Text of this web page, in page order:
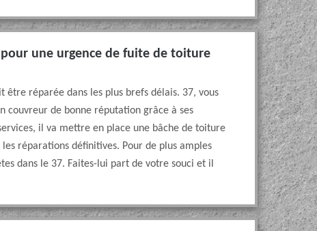
une urgence de fuite de toiture
réparée dans les plus brefs délais. 37, vous
couvreur de bonne réputation grâce à ses
il va mettre en place une bâche de toiture
réparations définitives. Pour de plus amples
dans le 37. Faites-lui part de votre souci et il